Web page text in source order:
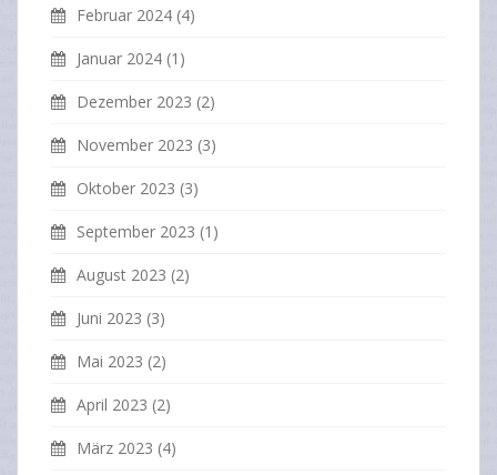
Februar 2024 (4)
Januar 2024 (1)
Dezember 2023 (2)
November 2023 (3)
Oktober 2023 (3)
September 2023 (1)
August 2023 (2)
Juni 2023 (3)
Mai 2023 (2)
April 2023 (2)
März 2023 (4)